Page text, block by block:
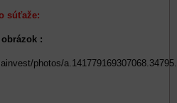
súťaže:
:
photos/